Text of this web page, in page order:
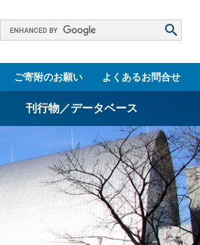
Google
ス
索
ご寄附のお願い よくあるお問合せ
刊行物／データベース